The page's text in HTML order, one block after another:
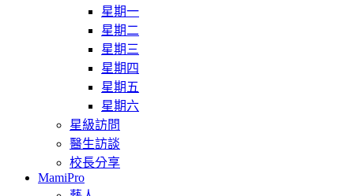
星期一
星期二
星期三
星期四
星期五
星期六
星級訪問
醫生訪談
校長分享
MamiPro